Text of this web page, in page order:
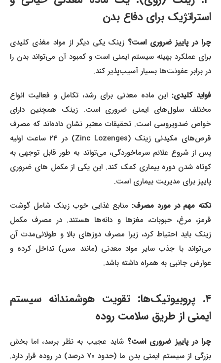
استراتژیک برای دفاع بدن
چرا در پاییز ضروری است؟زینک یکی دیگر از مواد مغذی کلیدی
برای عملکرد بهینه سیستم ایمنی است و کمبود آن می‌تواند بدن را
در برابر عفونت‌ها بسیار آسیب‌پذیر کند.
فواید کلیدی:این ماده معدنی برای رشد، تکامل و فعالیت انواع
مختلف سلول‌های ایمنی ضروری است. زینک همچنین دارای
خواص ضدویروسی است. تحقیقات معتبر نشان داده‌اند که مصرف
قرص‌های مکیدنی زینک (Zinc Lozenges) در ۲۴ ساعت اولیه
پس از شروع علائم سرماخوردگی، می‌تواند به طور قابل توجهی به
کوتاه شدن دوره بیماری کمک کند. این یکی از مکمل های ضروری
پاییز برای مدیریت بیماری است.
نکته مهم در مورد مصرف:منابع غذایی خوب زینک شامل گوشت
قرمز، مرغ، حبوبات، مغزها و دانه‌ها هستند. در مصرف مکمل
زینک باید احتیاط کرد، زیرا مصرف دوزهای بالا و طولانی‌مدت آن
می‌تواند با جذب سایر مواد معدنی (مانند مس) تداخل کرده و
عوارض جانبی به همراه داشته باشد.
۴. پروبیوتیک‌ها: تقویت هوشمندانه سیستم
ایمنی از طریق سلامت روده
چرا در پاییز ضروری است؟شاید عجیب به نظر برسد، اما بخش
بزرگی از سیستم ایمنی بدن ما (حدود ۷۰ درصد) در روده قرار دارد.